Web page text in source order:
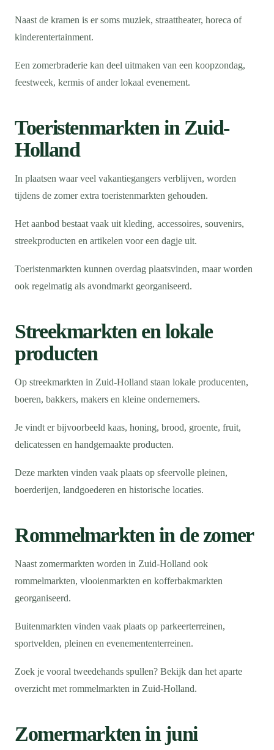
Naast de kramen is er soms muziek, straattheater, horeca of
kinderentertainment.
Een zomerbraderie kan deel uitmaken van een koopzondag,
feestweek, kermis of ander lokaal evenement.
Toeristenmarkten in Zuid-
Holland
In plaatsen waar veel vakantiegangers verblijven, worden
tijdens de zomer extra toeristenmarkten gehouden.
Het aanbod bestaat vaak uit kleding, accessoires, souvenirs,
streekproducten en artikelen voor een dagje uit.
Toeristenmarkten kunnen overdag plaatsvinden, maar worden
ook regelmatig als avondmarkt georganiseerd.
Streekmarkten en lokale
producten
Op streekmarkten in Zuid-Holland staan lokale producenten,
boeren, bakkers, makers en kleine ondernemers.
Je vindt er bijvoorbeeld kaas, honing, brood, groente, fruit,
delicatessen en handgemaakte producten.
Deze markten vinden vaak plaats op sfeervolle pleinen,
boerderijen, landgoederen en historische locaties.
Rommelmarkten in de zomer
Naast zomermarkten worden in Zuid-Holland ook
rommelmarkten, vlooienmarkten en kofferbakmarkten
georganiseerd.
Buitenmarkten vinden vaak plaats op parkeerterreinen,
sportvelden, pleinen en evenemententerreinen.
Zoek je vooral tweedehands spullen? Bekijk dan het aparte
overzicht met rommelmarkten in Zuid-Holland.
Zomermarkten in juni